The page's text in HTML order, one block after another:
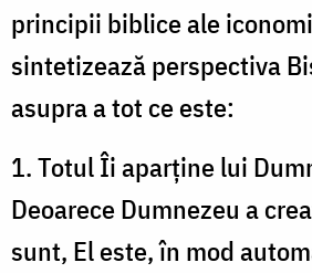
principii biblice ale
sintetizează perspectiva
asupra a tot ce este:
1. Totul Îi aparține lui
Deoarece Dumnezeu a
sunt, El este, în mod